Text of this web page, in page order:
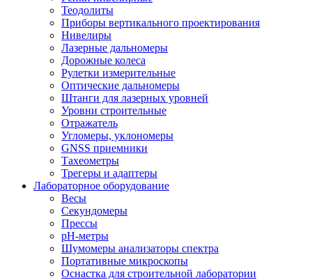
Теодолиты
Приборы вертикального проектирования
Нивелиры
Лазерные дальномеры
Дорожные колеса
Рулетки измерительные
Оптические дальномеры
Штанги для лазерных уровней
Уровни строительные
Отражатель
Угломеры, уклономеры
GNSS приемники
Тахеометры
Трегеры и адаптеры
Лабораторное оборудование
Весы
Секундомеры
Прессы
pH-метры
Шумомеры анализаторы спектра
Портативные микроскопы
Оснастка для строительной лаборатории